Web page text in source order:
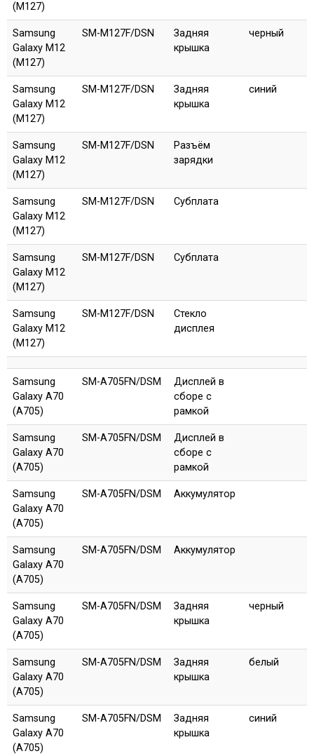
(M127)
Samsung
Galaxy M12
(M127)
SM-M127F/DSN
Задняя
крышка
черный
Samsung
Galaxy M12
(M127)
SM-M127F/DSN
Задняя
крышка
синий
Samsung
Galaxy M12
(M127)
SM-M127F/DSN
Разъём
зарядки
Samsung
Galaxy M12
(M127)
SM-M127F/DSN Субплата
Samsung
Galaxy M12
(M127)
SM-M127F/DSN Субплата
Samsung
Galaxy M12
(M127)
SM-M127F/DSN
Стекло
дисплея
Samsung
Galaxy A70
(A705)
SM-A705FN/DSM
Дисплей в
сборе с
рамкой
Samsung
Galaxy A70
(A705)
SM-A705FN/DSM
Дисплей в
сборе с
рамкой
Samsung
Galaxy A70
(A705)
SM-A705FN/DSM Аккумулятор
Samsung
Galaxy A70
(A705)
SM-A705FN/DSM Аккумулятор
Samsung
Galaxy A70
(A705)
SM-A705FN/DSM
Задняя
крышка
черный
Samsung
Galaxy A70
(A705)
SM-A705FN/DSM
Задняя
крышка
белый
Samsung
Galaxy A70
(A705)
SM-A705FN/DSM
Задняя
крышка
синий